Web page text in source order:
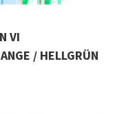
VI
/ HELLGRÜN